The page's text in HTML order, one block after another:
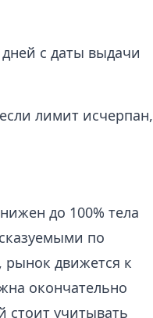
с даты выдачи
лимит исчерпан,
до 100% тела
по
рынок движется к
окончательно
стоит учитывать